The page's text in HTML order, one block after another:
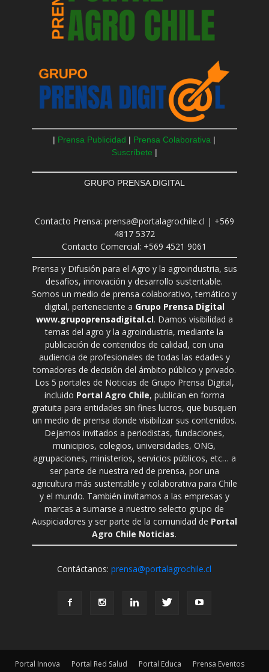
| Prensa Publicidad | Prensa Colaborativa |
Suscríbete |
GRUPO PRENSA DIGITAL
Contacto Prensa: prensa@portalagrochile.cl | +569
4817 5372
Contacto Comercial: +569 4521 9061
Prensa y Difusión para el Agro y la agroindustria, sus
desafíos, innovación y desarrollo sustentable.
Somos un medio de prensa colaborativo, temático y
digital, perteneciente a Grupo Prensa Digital
www.grupoprensadigital.cl. Damos visibilidad a
temas del agro y la agroindustria, mediante la
publicación de contenidos de calidad, con una
audiencia de profesionales de todas las edades y
tomadores de decisión del ámbito público y privado.
Los 5 portales de Noticias de Grupo Prensa Digital,
incluido Portal Agro Chile, publican en forma
gratuita para entidades sin fines lucros, que busquen
un medio de prensa donde visibilizar sus contenidos.
Dejamos invitados a periodistas, fundaciones,
municipios, colegios, universidades, ONG,
agrupaciones, ministerios, servicios públicos, etc… a
ser parte de nuestra red de prensa, por una
agricultura más sustentable y colaborativa para Chile
y el mundo. También invitamos a las empresas y
marcas a sumarse a nuestro selecto grupo de
Auspiciadores y ser parte de la comunidad de Portal
Agro Chile Noticias.
Contáctanos:prensa@portalagrochile.cl
Portal Innova Portal Red Salud Portal Educa
Prensa Eventos